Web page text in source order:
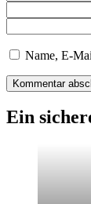
Name, E-
Ein